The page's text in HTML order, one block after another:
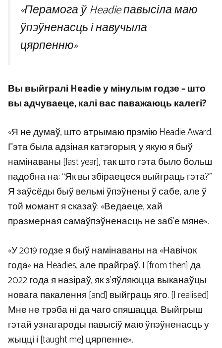
«Перамога ў Headie павысіла маю
ўпэўненасць і навучыла
цярпенню»
Вы выйгралі Headie у мінулым годзе – што
вы адчуваеце, калі вас паважаюць калегі?
«Я не думаў, што атрымаю прэмію Headie Award.
Гэта была адзіная катэгорыя, у якую я быў
намінаваны [last year], так што гэта было больш
падобна на: “Як вы збіраецеся выйграць гэта?”
Я заўсёды быў вельмі ўпэўнены ў сабе, але ў
той момант я сказаў: «Ведаеце, хай
празмерная самаўпэўненасць не заб’е мяне».
«У 2019 годзе я быў намінаваны на «Навічок
года» на Headies, але прайграў. І [from then] да
2022 года я назіраў, як з’яўляюцца выканаўцы
новага пакалення [and] выйграць яго. [I realised]
Мне не трэба ні да чаго спяшацца. Выйгрыш
гэтай узнагароды павысіў маю ўпэўненасць у
жыцці і [taught me] цярпенне».